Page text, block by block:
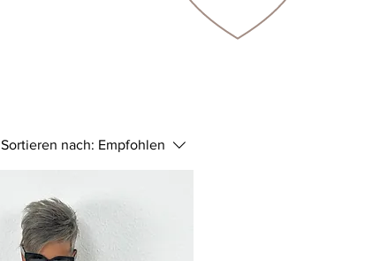
Sortieren nach: Empfohlen